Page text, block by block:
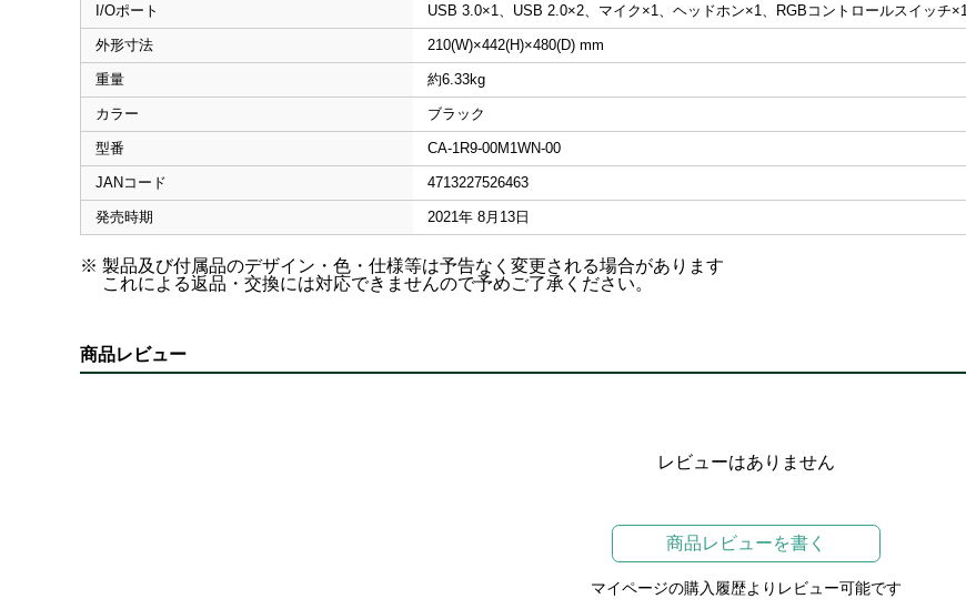
I/Oポート USB 3.0×1、USB 2.0×2、マイク×1、ヘッドホン×1、RGBコントロールスイッチ×1
外形寸法 210(W)×442(H)×480(D) mm
重量 約6.33kg
カラー ブラック
型番 CA-1R9-00M1WN-00
JANコード 4713227526463
発売時期 2021年 8月13日
※ 製品及び付属品のデザイン・色・仕様等は予告なく変更される場合があります
これによる返品・交換には対応できませんので予めご了承ください。
商品レビュー
レビューはありません
商品レビューを書く
マイページの購入履歴よりレビュー可能です